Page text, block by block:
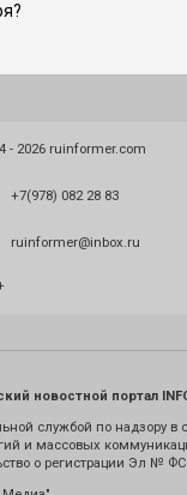
- 2026 ruinformer.com
+7(978) 082 28 83
ruinformer@inbox.ru
новостной портал
службой по надзору в
и массовых
о регистрации Эл №